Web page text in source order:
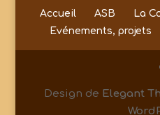
Accueil ASB
La
Evénements, projets
Design de Elegant